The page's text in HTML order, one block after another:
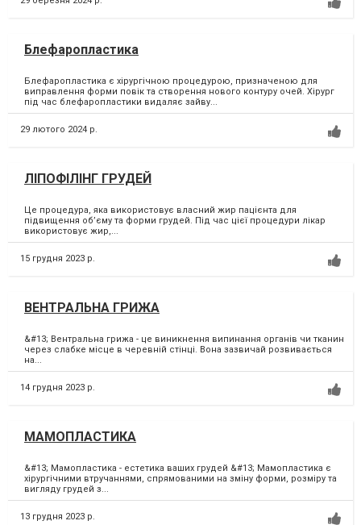
Блефаропластика
Блефаропластика є хірургічною процедурою, призначеною для
виправлення форми повік та створення нового контуру очей. Хірург
під час блефаропластики видаляє зайву...
29 лютого 2024 р.
ЛІПОФІЛІНГ ГРУДЕЙ
Це процедура, яка використовує власний жир пацієнта для
підвищення об’єму та форми грудей. Під час цієї процедури лікар
використовує жир,...
15 грудня 2023 р.
ВЕНТРАЛЬНА ГРИЖА
&#13; Вентральна грижа - це виникнення випинання органів чи тканин
через слабке місце в черевній стінці. Вона зазвичай розвивається
на...
14 грудня 2023 р.
МАМОПЛАСТИКА
&#13; Мамопластика - естетика ваших грудей &#13; Мамопластика є
хірургічними втручаннями, спрямованими на зміну форми, розміру та
вигляду грудей з...
13 грудня 2023 р.